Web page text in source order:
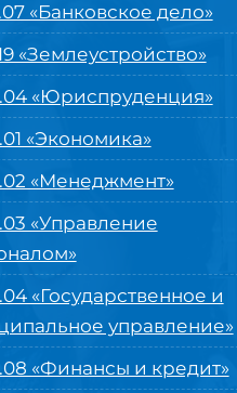
«Банковское дело»
«Землеустройство»
«Юриспруденция»
«Экономика»
«Менеджмент»
«Управление
«Государственное и
управление»
«Финансы и кредит»